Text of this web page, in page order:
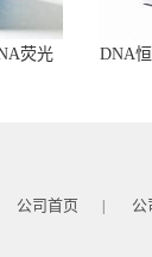
荧光
DNA
公司首页 公